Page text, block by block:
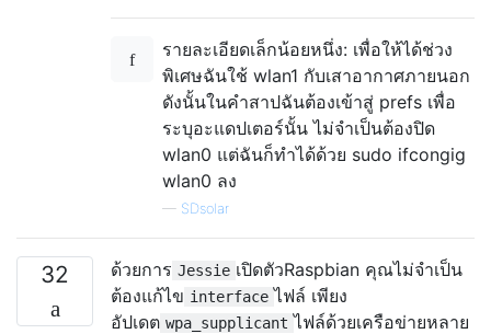
รายละเอียดเล็กน้อยหนึ่ง: เพื่อให้ได้ช่วง
พิเศษฉันใช้ wlan1 กับเสาอากาศภายนอก
ดังนั้นในคำสาปฉันต้องเข้าสู่ prefs เพื่อ
ระบุอะแดปเตอร์นั้น ไม่จำเป็นต้องปิด
wlan0 แต่ฉันก็ทำได้ด้วย sudo ifcongig
wlan0 ลง
— SDsolar
32 ด้วยการ Jessie เปิดตัวRaspbian คุณไม่จำเป็น
ต้องแก้ไข interface ไฟล์ เพียง
อัปเดต wpa_supplicant ไฟล์ด้วยเครือข่ายหลาย